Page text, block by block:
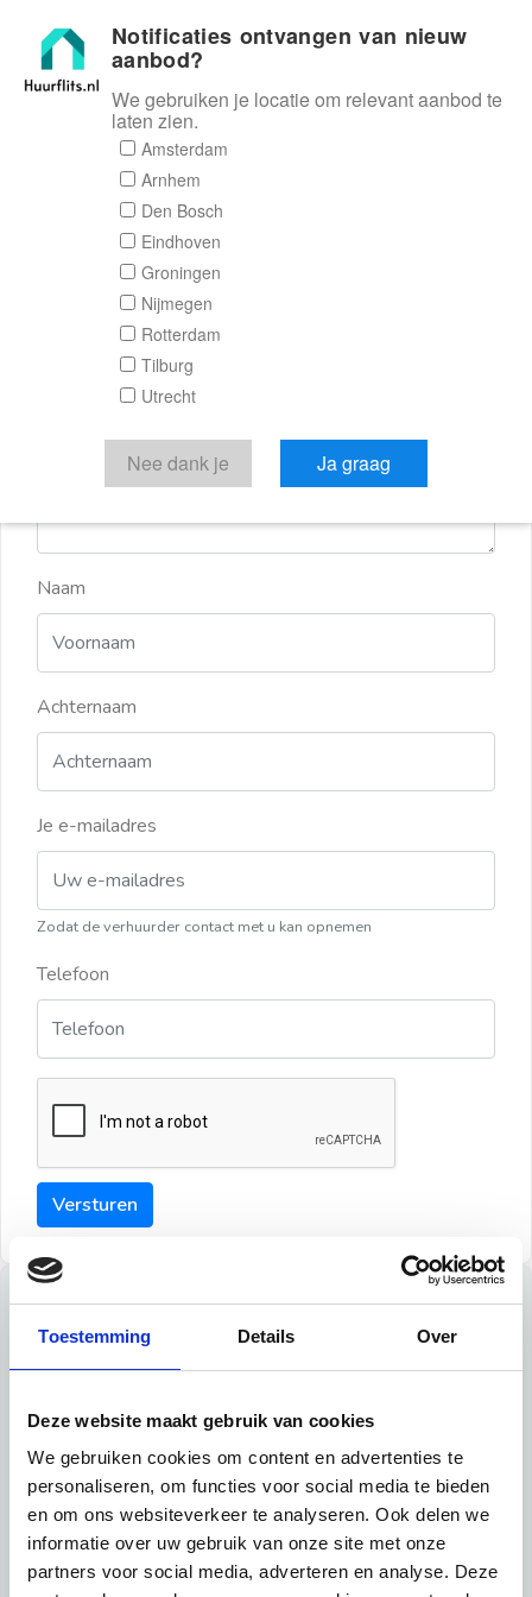
Toestemming Details Over
Deze website maakt gebruik van cookies
We gebruiken cookies om content en advertenties te
personaliseren, om functies voor social media te bieden
en om ons websiteverkeer te analyseren. Ook delen we
informatie over uw gebruik van onze site met onze
partners voor social media, adverteren en analyse. Deze
Huurflits
Reactieformulier
Huurflits
Verstuur je bericht
Door een bericht te sturen kom je in contact met de
aanbieder of makelaar van de woning.
Naam
Achternaam
Je e-mailadres
Zodat de verhuurder contact met u kan opnemen
Telefoon
Versturen
Tips
Tip 1:
Schrijf een duidelijke introductie en geef de volgende
informatie mee:
Ben je student, werkachtig of werkzoekend
Notificaties ontvangen van nieuw
aanbod?
We gebruiken je locatie om relevant aanbod te
laten zien.
Amsterdam
Arnhem
Den Bosch
Eindhoven
Groningen
Nijmegen
Rotterdam
Tilburg
Utrecht
Nee dank je Ja graag